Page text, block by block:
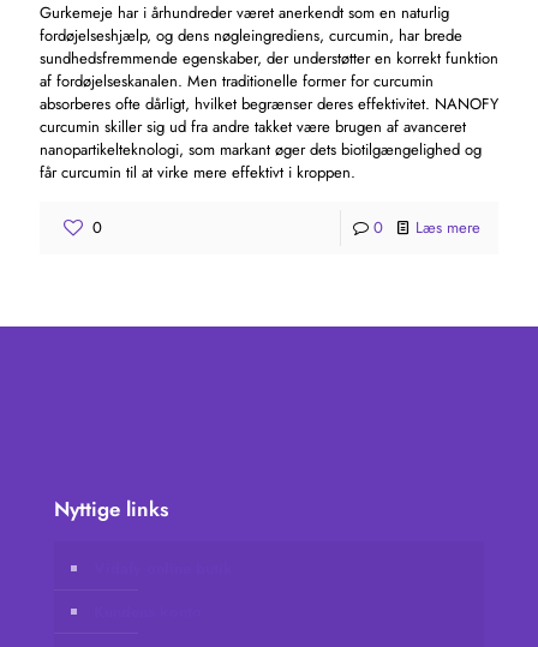
Gurkemeje har i århundreder været anerkendt som en naturlig
fordøjelseshjælp, og dens nøgleingrediens, curcumin, har brede
sundhedsfremmende egenskaber, der understøtter en korrekt funktion
af fordøjelseskanalen. Men traditionelle former for curcumin
absorberes ofte dårligt, hvilket begrænser deres effektivitet. NANOFY
curcumin skiller sig ud fra andre takket være brugen af ​​avanceret
nanopartikelteknologi, som markant øger dets biotilgængelighed og
får curcumin til at virke mere effektivt i kroppen.
0 0 Læs mere
Nyttige links